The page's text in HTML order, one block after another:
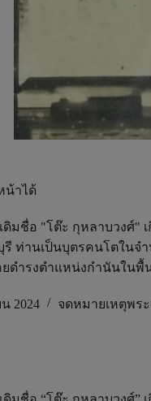
น้าได้
มชื่อ "โต๊ะ กุหลาบวงศ์"
ท่านเป็นบุตรคนโตในจ
ดำรงตำแหน่งกำนันในพื้
2024 จดหมายเหตุพระ